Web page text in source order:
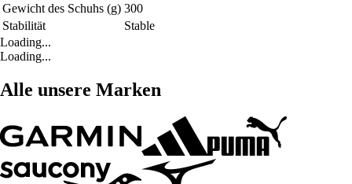
Gewicht des Schuhs (g) 300
Stabilität
Stable
Loading...
Loading...
Alle unsere Marken